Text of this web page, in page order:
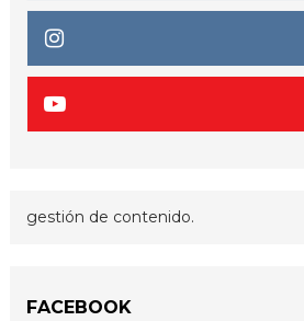
gestión de contenido.
FACEBOOK